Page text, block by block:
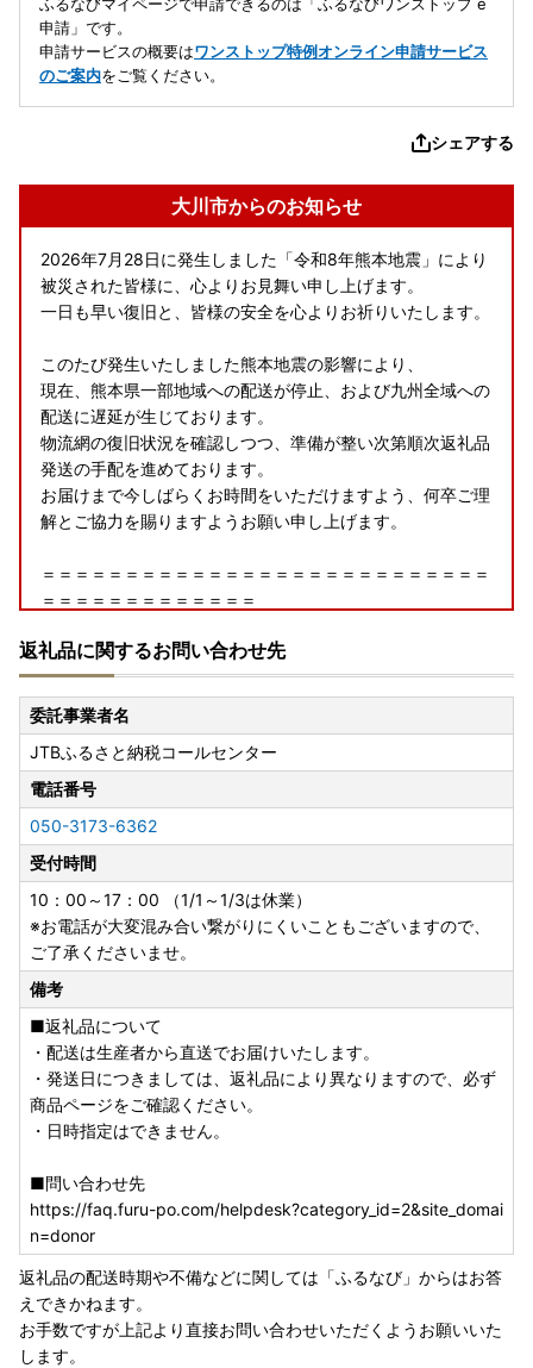
ふるなびマイページで申請できるのは「ふるなびワンストップ e
申請」です。
申請サービスの概要はワンストップ特例オンライン申請サービス
のご案内をご覧ください。
シェアする
大川市からのお知らせ
2026年7月28日に発生しました「令和8年熊本地震」により
被災された皆様に、心よりお見舞い申し上げます。
一日も早い復旧と、皆様の安全を心よりお祈りいたします。
このたび発生いたしました熊本地震の影響により、
現在、熊本県一部地域への配送が停止、および九州全域への
配送に遅延が生じております。
物流網の復旧状況を確認しつつ、準備が整い次第順次返礼品
発送の手配を進めております。
お届けまで今しばらくお時間をいただけますよう、何卒ご理
解とご協力を賜りますようお願い申し上げます。
＝＝＝＝＝＝＝＝＝＝＝＝＝＝＝＝＝＝＝＝＝＝＝＝＝＝＝
＝＝＝＝＝＝＝＝＝＝＝＝＝
ふるなびカタログ内に食品の取り扱いが無い等、現在、大川
市の全てのお礼品がカタログに掲載されている訳ではござい
ませんのでご了承ください。
2026年10月を目途に、全商品のふるなびカタログ掲載に向
けて対応を進めて参りますので何卒よろしくお願い申し上げ
ます。
返礼品に関するお問い合わせ先
委託事業者名
JTBふるさと納税コールセンター
電話番号
050-3173-6362
受付時間
10：00～17：00 （1/1～1/3は休業）
※お電話が大変混み合い繋がりにくいこともございますので、
ご了承くださいませ。
備考
■返礼品について
・配送は生産者から直送でお届けいたします。
・発送日につきましては、返礼品により異なりますので、必ず
商品ページをご確認ください。
・日時指定はできません。
■問い合わせ先
https://faq.furu-po.com/helpdesk?category_id=2&site_domai
n=donor
返礼品の配送時期や不備などに関しては「ふるなび」からはお答
えできかねます。
お手数ですが上記より直接お問い合わせいただくようお願いいた
します。